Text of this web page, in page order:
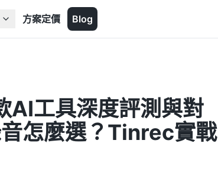
方案定價 Blog
AI工具深度評測與對
怎麼選？Tinrec實戰